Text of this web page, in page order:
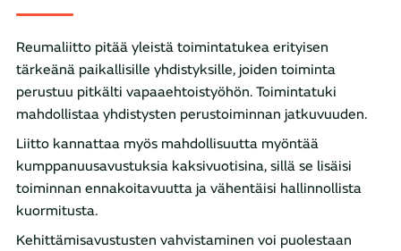
Reumaliitto pitää yleistä toimintatukea erityisen
tärkeänä paikallisille yhdistyksille, joiden toiminta
perustuu pitkälti vapaaehtoistyöhön. Toimintatuki
mahdollistaa yhdistysten perustoiminnan jatkuvuuden.
Liitto kannattaa myös mahdollisuutta myöntää
kumppanuusavustuksia kaksivuotisina, sillä se lisäisi
toiminnan ennakoitavuutta ja vähentäisi hallinnollista
kuormitusta.
Kehittämisavustusten vahvistaminen voi puolestaan